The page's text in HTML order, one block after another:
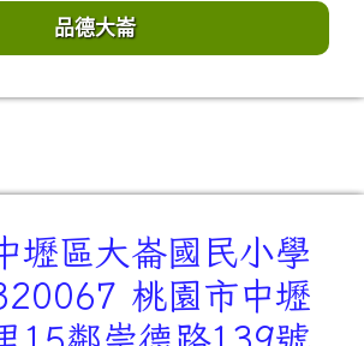
品德大崙
壢區大崙國民小學
桃園市中壢
15鄰崇德路139號